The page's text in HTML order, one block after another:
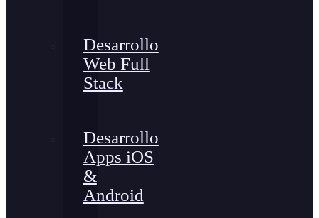
Desarrollo
Web Full
Stack
Desarrollo
Apps iOS
&
Android